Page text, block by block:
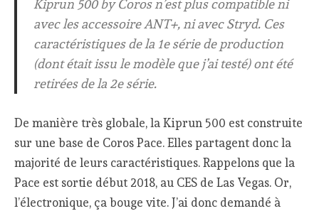
Kiprun 500 by Coros n’est plus compatible ni
avec les accessoire ANT+, ni avec Stryd. Ces
caractéristiques de la 1e série de production
(dont était issu le modèle que j’ai testé) ont été
retirées de la 2e série.
De manière très globale, la Kiprun 500 est construite
sur une base de Coros Pace. Elles partagent donc la
majorité de leurs caractéristiques. Rappelons que la
Pace est sortie début 2018, au CES de Las Vegas. Or,
l’électronique, ça bouge vite. J’ai donc demandé à